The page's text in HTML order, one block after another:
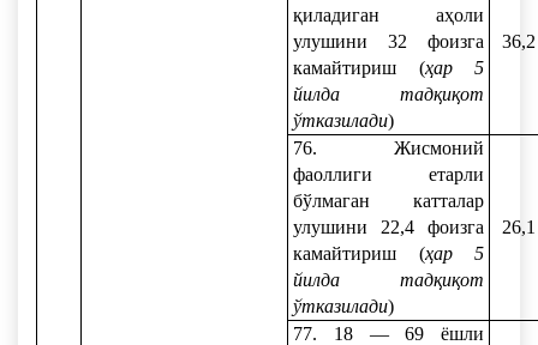
қиладиган аҳоли
улушини 32 фоизга
камайтириш (ҳар 5
йилда тадқиқот
ўтказилади)
76. Жисмоний
фаоллиги етарли
бўлмаган катталар
улушини 22,4 фоизга
камайтириш (ҳар 5
йилда тадқиқот
ўтказилади)
77. 18 — 69 ёшли